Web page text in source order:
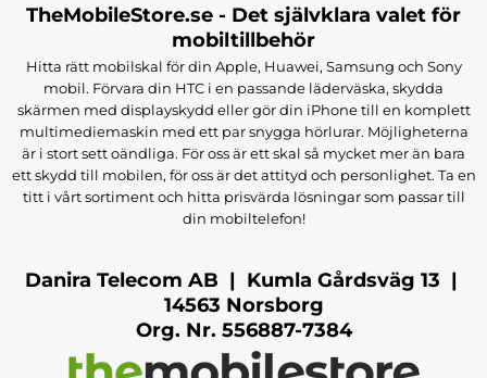
TheMobileStore.se - Det självklara valet för
mobiltillbehör
Hitta rätt mobilskal för din Apple, Huawei, Samsung och Sony
mobil. Förvara din HTC i en passande läderväska, skydda
skärmen med displayskydd eller gör din iPhone till en komplett
multimediemaskin med ett par snygga hörlurar. Möjligheterna
är i stort sett oändliga. För oss är ett skal så mycket mer än bara
ett skydd till mobilen, för oss är det attityd och personlighet. Ta en
titt i vårt sortiment och hitta prisvärda lösningar som passar till
din mobiltelefon!
Danira Telecom AB | Kumla Gårdsväg 13 |
14563 Norsborg
Org. Nr. 556887-7384